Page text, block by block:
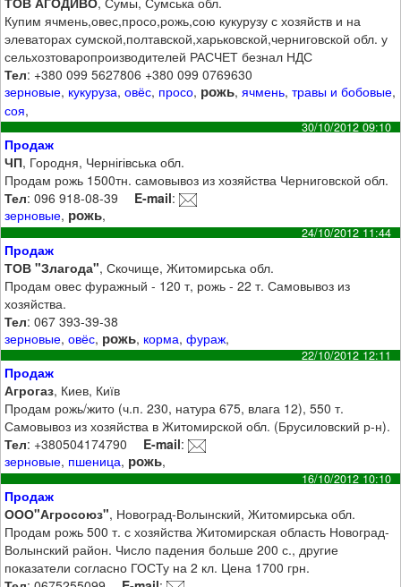
Купим ячмень,овес,просо,рожь,сою кукурузу с хозяйств и на
элеваторах сумской,полтавской,харьковской,черниговской обл. у
сельхозтоваропроизводителей РАСЧЕТ безнал НДС
Тел: +380 099 5627806 +380 099 0769630
зерновые, кукуруза,овёс, просо, рожь,ячмень,травы и бобовые,
соя,
30/10/2012 09:10
Продаж
ЧП, Городня, Чернігівська обл.
Продам рожь 1500тн. самовывоз из хозяйства Черниговской обл.
Тел: 096 918-08-39 E-mail:
зерновые, рожь,
24/10/2012 11:44
Продаж
ТОВ "Злагода", Скочище, Житомирська обл.
Продам овес фуражный - 120 т, рожь - 22 т. Самовывоз из
хозяйства.
Тел: 067 393-39-38
зерновые,овёс, рожь, корма,фураж,
22/10/2012 12:11
Продаж
Агрогаз, Киев, Київ
Продам рожь/жито (ч.п. 230, натура 675, влага 12), 550 т.
Самовывоз из хозяйства в Житомирской обл. (Брусиловский р-н).
Тел: +380504174790 E-mail:
зерновые, пшеница, рожь,
16/10/2012 10:10
Продаж
ООО"Агросоюз", Новоград-Волынский, Житомирська обл.
Продам рожь 500 т. с хозяйства Житомирская область Новоград-
Волынский район. Число падения больше 200 с., другие
показатели согласно ГОСТу на 2 кл. Цена 1700 грн.